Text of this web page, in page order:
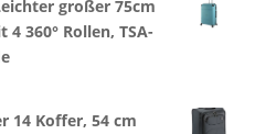
großer 75cm
360° Rollen, TSA-
14 Koffer, 54 cm